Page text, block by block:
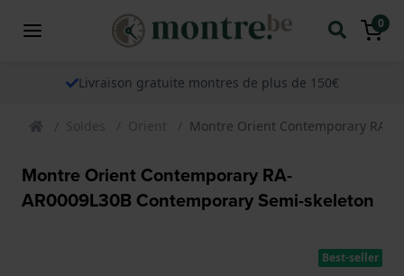
0
Livraison gratuite montres de plus de 150€
Soldes Orient Montre Orient Contemporary RA-
Montre Orient Contemporary RA-
AR0009L30B Contemporary Semi-skeleton
Best-seller